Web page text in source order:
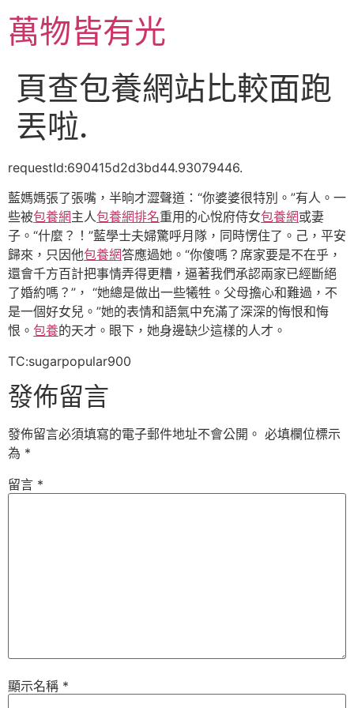
主萬物皆有光
頁查包養網站比較面跑
丟啦.
requestId:690415d2d3bd44.93079446.
藍媽媽張了張嘴，半晌才澀聲道：“你婆婆很特別。”有人。一
些被包養網主人包養網排名重用的心悅府侍女包養網或妻
子。“什麼？！”藍學士夫婦驚呼月隊，同時愣住了。己，平安
歸來，只因他包養網答應過她。“你傻嗎？席家要是不在乎，
還會千方百計把事情弄得更糟，逼著我們承認兩家已經斷絕
了婚約嗎？”， “她總是做出一些犧牲。父母擔心和難過，不
是一個好女兒。”她的表情和語氣中充滿了深深的悔恨和悔
恨。 包養的天才。眼下，她身邊缺少這樣的人才。
TC:sugarpopular900
發佈留言
發佈留言必須填寫的電子郵件地址不會公開。 必填欄位標示
為 *
留言 *
顯示名稱 *